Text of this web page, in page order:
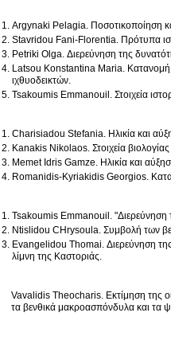
Argynaki Pelagia. Ποσοτικοποίηση
Stavridou Fani-Florentia. Πρότυπα
Petriki Olga. Διερεύνηση της
Latsou Konstantina Maria. Κατανομή
ιχθυοδεικτών.
Tsakoumis Emmanouil. Στοιχεία
Charisiadou Stefania. Ηλικία και
Kanakis Nikolaos. Στοιχεία
Memet Idris Gamze. Ηλικία και
Romanidis-Kyriakidis Georgios.
Tsakoumis Emmanouil. "Διερεύνηση
Ntislidou CΗrysoula. Συμβολή των
Evangelidou Thomai. Διερεύνηση της επίδρασης των χαρακτηριστικών της παρόχθιας ζώνης στη
λίμνη της Καστοριάς.
Vavalidis Theocharis. Εκτίμηση της
τα βενθικά μακροασπόνδυλα και τα